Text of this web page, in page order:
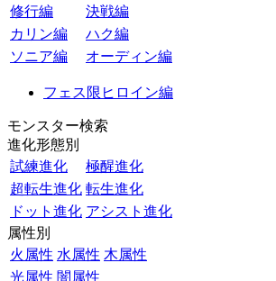
修行編
決戦編
カリン編
ハク編
ソニア編
オーディン編
フェス限ヒロイン編
モンスター検索
進化形態別
試練進化
極醒進化
超転生進化 転生進化
ドット進化 アシスト進化
属性別
火属性 水属性 木属性
光属性 闇属性